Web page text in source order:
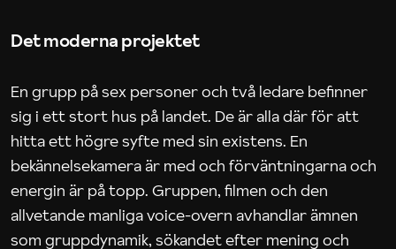
Det moderna projektet
En grupp på sex personer och två ledare befinner
sig i ett stort hus på landet. De är alla där för att
hitta ett högre syfte med sin existens. En
bekännelsekamera är med och förväntningarna och
energin är på topp. Gruppen, filmen och den
allvetande manliga voice-overn avhandlar ämnen
som gruppdynamik, sökandet efter mening och